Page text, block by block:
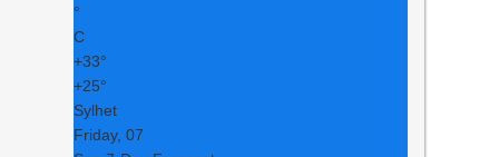
°
C
+33°
+25°
Sylhet
Friday, 07